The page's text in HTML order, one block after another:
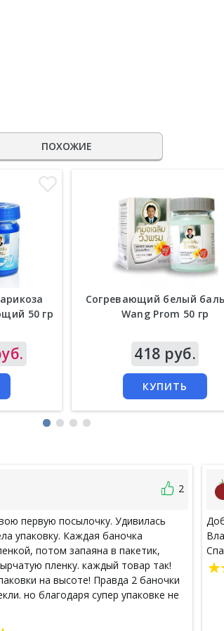
ПОХОЖИЕ
50 гр
Согревающий белый
Wang Prom 50 гр
418 руб.
КУПИТЬ
2
первую посылочку. Удивилась
упаковку. Каждая баночка
потом запаяна в пакетик,
пленку. каждый товар так!
на высоте! Правда 2 баночки
но благодаря супер упаковке не
вины отправителя нет. Качество